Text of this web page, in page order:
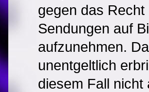
gegen das
Sendungen auf
aufzunehmen.
unentgeltlich
diesem Fall